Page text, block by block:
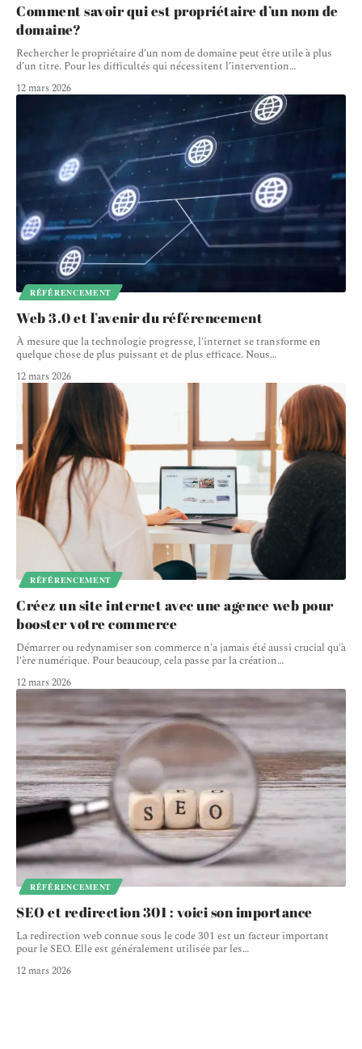
Comment savoir qui est propriétaire d’un nom de
domaine?
Rechercher le propriétaire d’un nom de domaine peut être utile à plus
d’un titre. Pour les difficultés qui nécessitent l’intervention…
12 mars 2026
RÉFÉRENCEMENT
Web 3.0 et l’avenir du référencement
À mesure que la technologie progresse, l'internet se transforme en
quelque chose de plus puissant et de plus efficace. Nous…
12 mars 2026
RÉFÉRENCEMENT
Créez un site internet avec une agence web pour
booster votre commerce
Démarrer ou redynamiser son commerce n'a jamais été aussi crucial qu'à
l'ère numérique. Pour beaucoup, cela passe par la création…
12 mars 2026
RÉFÉRENCEMENT
SEO et redirection 301 : voici son importance
La redirection web connue sous le code 301 est un facteur important
pour le SEO. Elle est généralement utilisée par les…
12 mars 2026